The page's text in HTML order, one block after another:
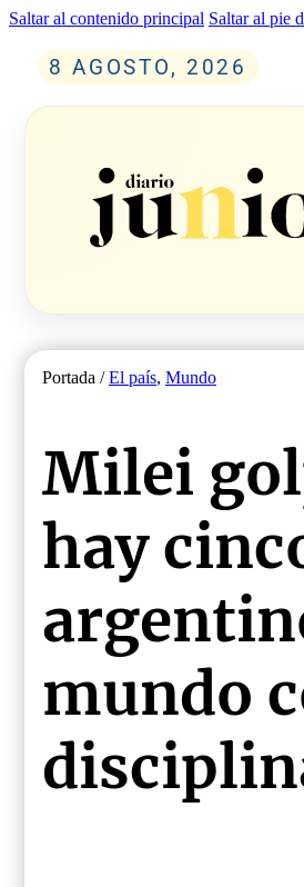
Saltar al contenido principal Saltar al pie
8 AGOSTO, 2026
Portada /El país, Mundo
Milei
hay
mundo